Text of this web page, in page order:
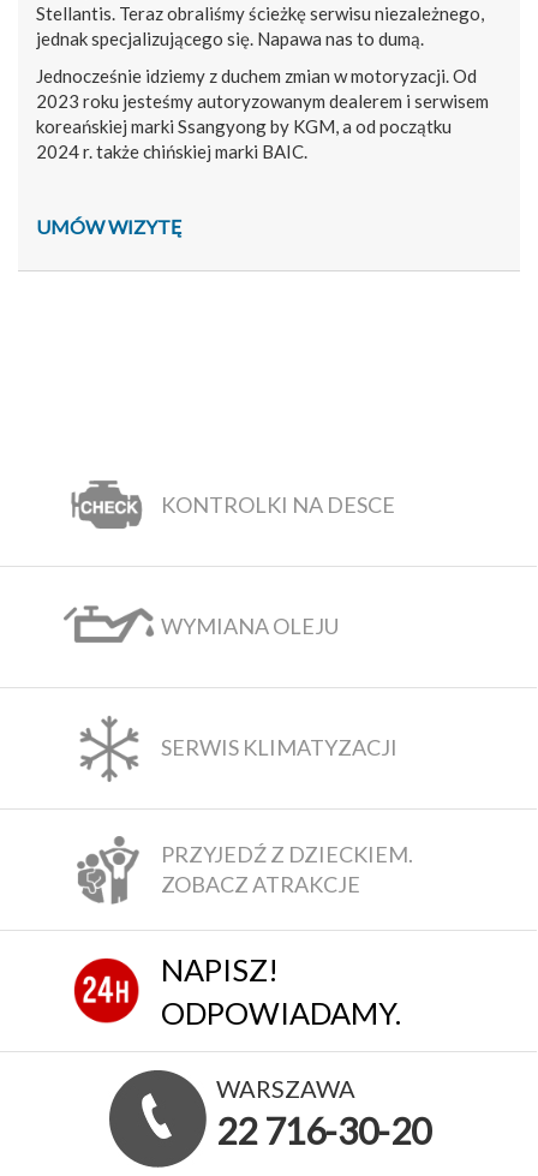
Stellantis. Teraz obraliśmy ścieżkę serwisu niezależnego,
jednak specjalizującego się. Napawa nas to dumą.
Jednocześnie idziemy z duchem zmian w motoryzacji. Od
2023 roku jesteśmy autoryzowanym dealerem i serwisem
koreańskiej marki Ssangyong by KGM, a od początku
2024 r. także chińskiej marki BAIC.
UMÓW WIZYTĘ
KONTROLKI NA DESCE
WYMIANA OLEJU
SERWIS KLIMATYZACJI
PRZYJEDŹ Z DZIECKIEM.
ZOBACZ ATRAKCJE
NAPISZ!
ODPOWIADAMY.
WARSZAWA
22 716-30-20